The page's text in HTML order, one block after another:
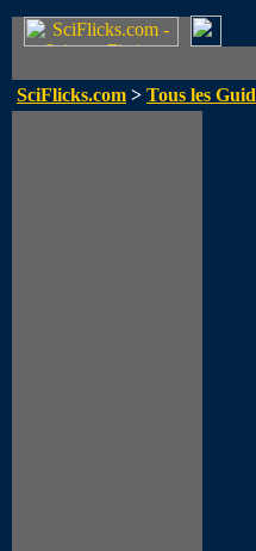
SciFlicks.com > Tous les